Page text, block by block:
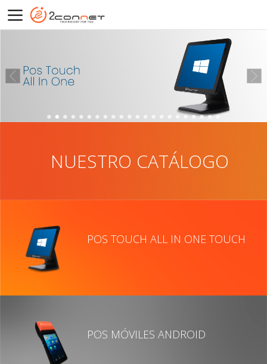
NUESTRO CATÁLOGO
POS TOUCH ALL IN ONE TOUCH
POS MÓVILES ANDROID